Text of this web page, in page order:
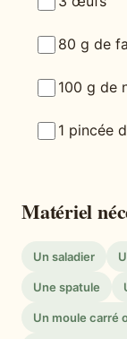
80 g de
100 g de
1 pincée
Matériel
Un saladier
Une spatule
Un moule carré